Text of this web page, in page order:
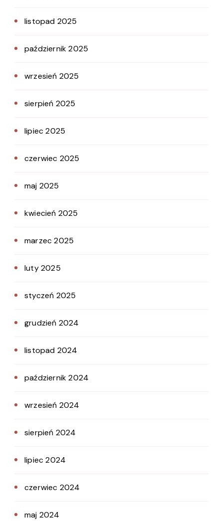
listopad 2025
październik 2025
wrzesień 2025
sierpień 2025
lipiec 2025
czerwiec 2025
maj 2025
kwiecień 2025
marzec 2025
luty 2025
styczeń 2025
grudzień 2024
listopad 2024
październik 2024
wrzesień 2024
sierpień 2024
lipiec 2024
czerwiec 2024
maj 2024